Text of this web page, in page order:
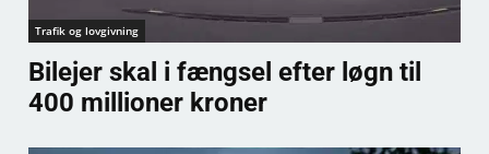
Trafik og lovgivning
Bilejer skal i fængsel efter løgn til
400 millioner kroner